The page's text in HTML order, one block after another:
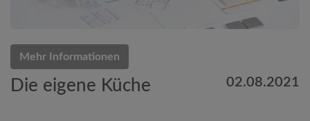
Mehr Informationen
Die eigene Küche 02.08.2021